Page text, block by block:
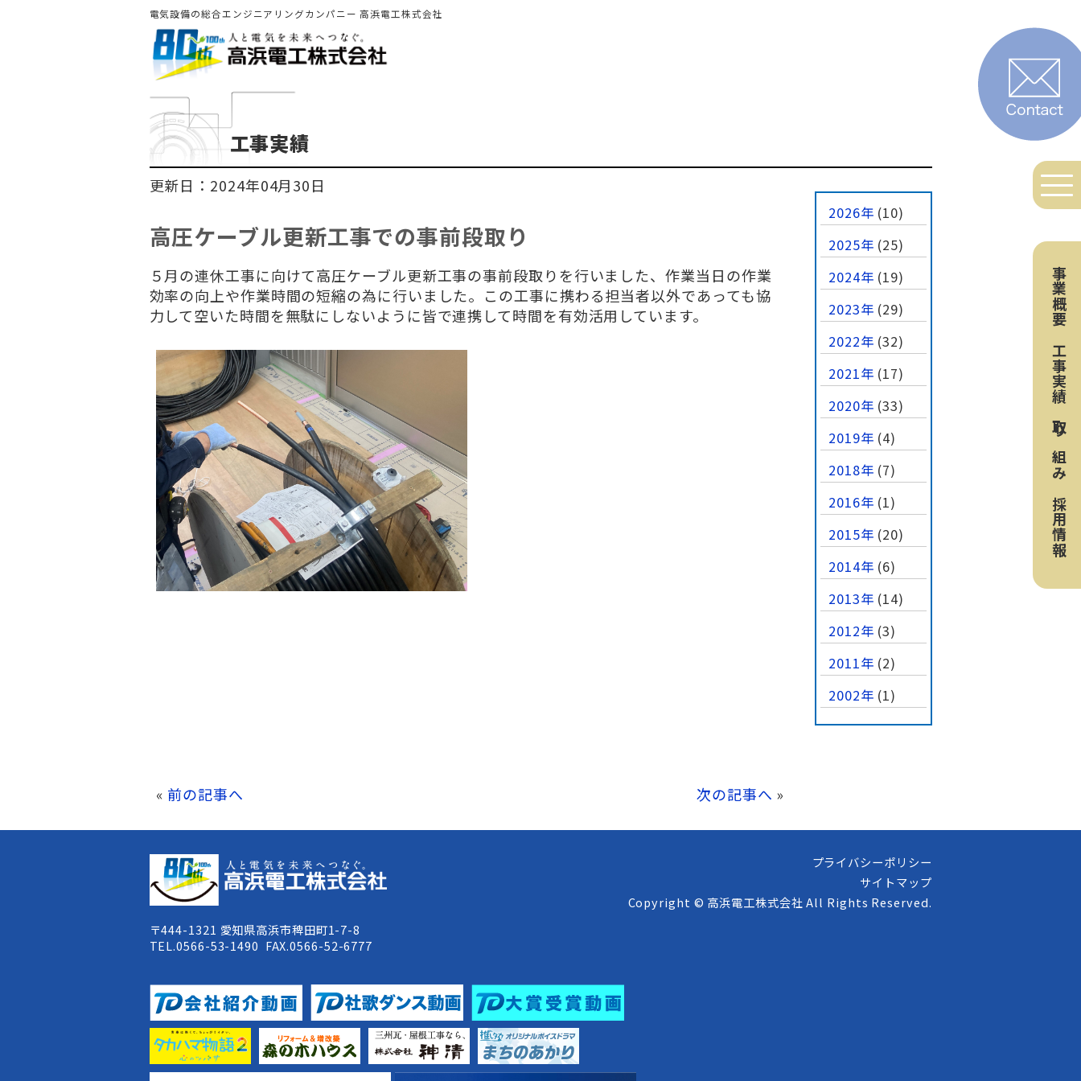
電気設備の総合エンジニアリングカンパニー 高浜電工株式会社
事業概要
工事実績
取り組み
採用情報
工事実績
更新日：2024年04月30日
高圧ケーブル更新工事での事前段取り
５月の連休工事に向けて高圧ケーブル更新工事の事前段取りを行いました、作業当日の作業
効率の向上や作業時間の短縮の為に行いました。この工事に携わる担当者以外であっても協
力して空いた時間を無駄にしないように皆で連携して時間を有効活用しています。
2026年 (10)
2025年 (25)
2024年 (19)
2023年 (29)
2022年 (32)
2021年 (17)
2020年 (33)
2019年 (4)
2018年 (7)
2016年 (1)
2015年 (20)
2014年 (6)
2013年 (14)
2012年 (3)
2011年 (2)
2002年 (1)
« 前の記事へ 次の記事へ »
〒444-1321 愛知県高浜市稗田町1-7-8
TEL.0566-53-1490 FAX.0566-52-6777
プライバシーポリシー
サイトマップ
Copyright © 高浜電工株式会社 All Rights Reserved.